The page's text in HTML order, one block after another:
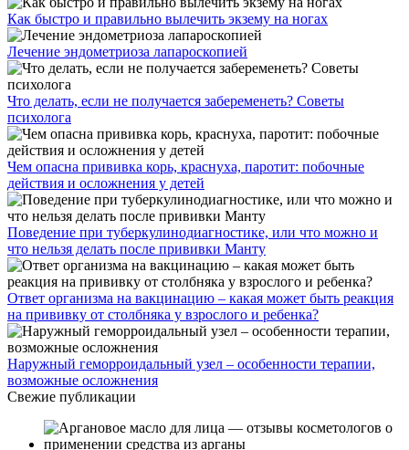
Как быстро и правильно вылечить экзему на ногах
Лечение эндометриоза лапароскопией
Что делать, если не получается забеременеть? Советы
психолога
Чем опасна прививка корь, краснуха, паротит: побочные
действия и осложнения у детей
Поведение при туберкулинодиагностике, или что можно и
что нельзя делать после прививки Манту
Ответ организма на вакцинацию – какая может быть реакция
на прививку от столбняка у взрослого и ребенка?
Наружный геморроидальный узел – особенности терапии,
возможные осложнения
Свежие публикации